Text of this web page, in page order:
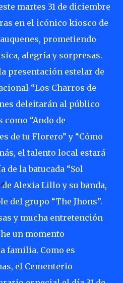
martes 31 de diciembre
en el icónico kiosco de
prometiendo
alegría y sorpresas.
presentación estelar de
“Los Charros de
deleitarán al público
“Ando de
de tu Florero” y “Cómo
el talento local estará
de la batucada “Sol
Alexia Lillo y su banda,
del grupo “The Jhons”.
y mucha entretención
un momento
familia. Como es
el Cementerio